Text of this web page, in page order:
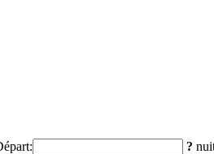
?